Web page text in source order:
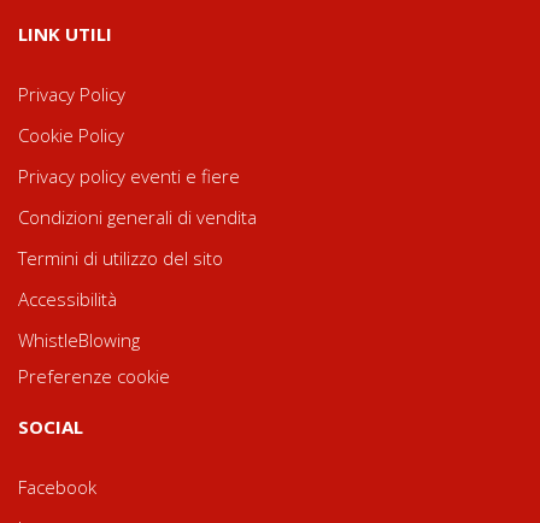
LINK UTILI
Privacy Policy
Cookie Policy
Privacy policy eventi e fiere
Condizioni generali di vendita
Termini di utilizzo del sito
Accessibilità
WhistleBlowing
Preferenze cookie
SOCIAL
Facebook